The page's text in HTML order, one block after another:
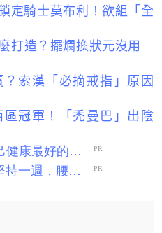
定騎士莫布利！欲組「全
打造？擺爛換狀元沒用
索漢「必摘戒指」原因
冠軍！「禿曼巴」出陰